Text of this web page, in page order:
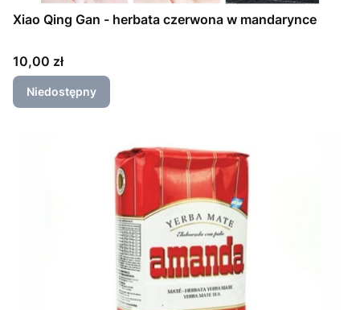
Xiao Qing Gan - herbata czerwona w mandarynce
Cena
10,00 zł
Niedostępny